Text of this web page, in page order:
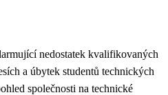
nedostatek kvalifikovaných
a úbytek studentů technických
společnosti na technické